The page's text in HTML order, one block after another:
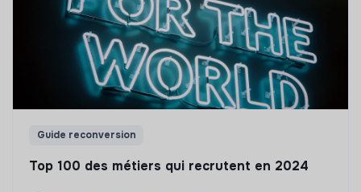
Guide reconversion
Top 100 des métiers qui recrutent en 2024